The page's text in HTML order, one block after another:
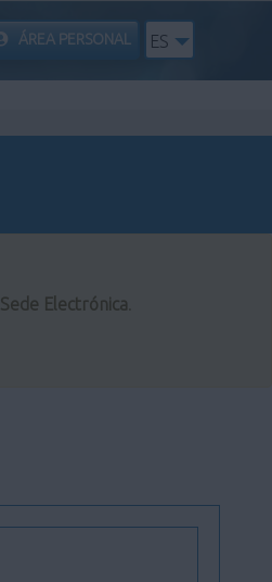
ÁREA PERSONAL ES
Sede Electrónica